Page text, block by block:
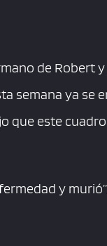
de Robert
semana ya se
que este
y